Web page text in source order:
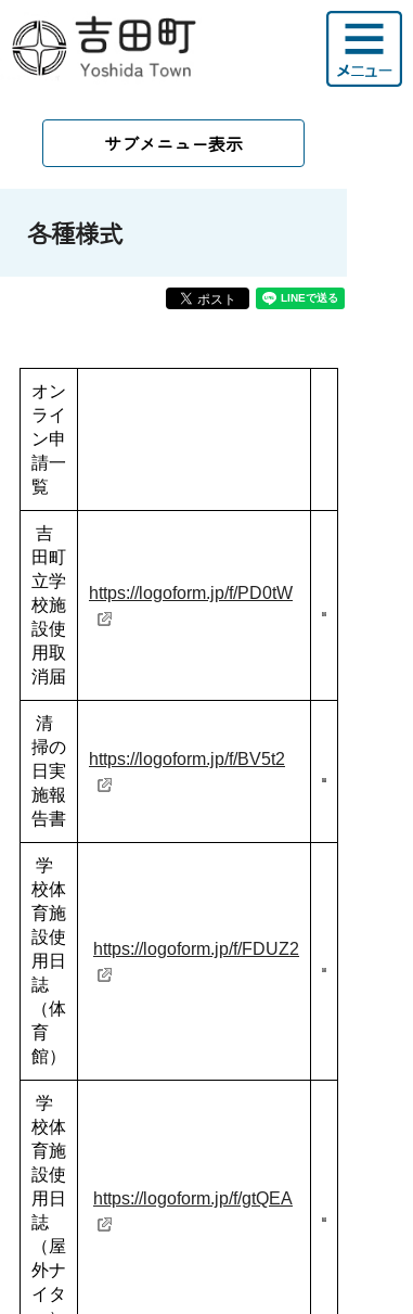
サブメニュー表示
各種様式
オン
ライ
ン申
請一
覧
吉
田町
立学
校施
設使
用取
消届
https://logoform.jp/f/PD0tW
清
掃の
日実
施報
告書
https://logoform.jp/f/BV5t2
学
校体
育施
設使
用日
誌
（体
育
館）
https://logoform.jp/f/FDUZ2
学
校体
育施
設使
用日
誌
（屋
外ナ
イタ
https://logoform.jp/f/gtQEA